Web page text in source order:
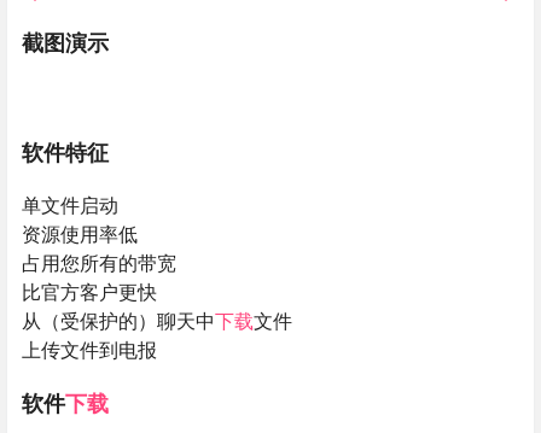
截图演示
软件特征
单文件启动
资源使用率低
占用您所有的带宽
比官方客户更快
从（受保护的）聊天中下载文件
上传文件到电报
软件下载